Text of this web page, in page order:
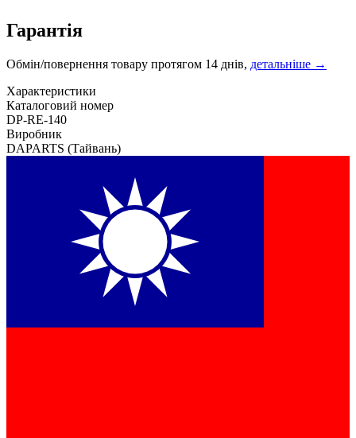
Гарантія
Обмін/повернення товару протягом 14 днів, детальніше →
Характеристики
Каталоговий номер
DP-RE-140
Виробник
DAPARTS (Тайвань)